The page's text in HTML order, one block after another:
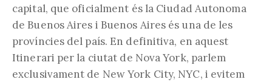
capital, que oficialment és la Ciudad Autonoma
de Buenos Aires i Buenos Aires és una de les
províncies del país. En definitiva, en aquest
Itinerari per la ciutat de Nova York, parlem
exclusivament de New York City, NYC, i evitem